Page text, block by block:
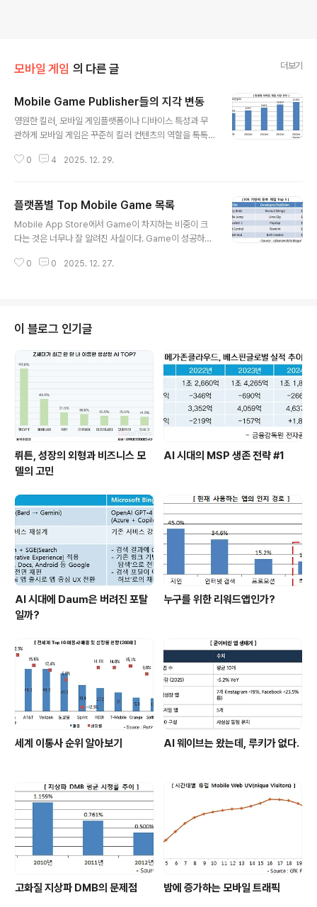
모바일 게임 의 다른 글 더보기
Mobile Game Publisher들의 지각 변동
영원한 킬러, 모바일 게임플랫폼이나 디바이스 특성과 무
관하게 모바일 게임은 꾸준히 킬러 컨텐츠의 역할을 톡톡
모바일 게임 시장의 성장은 이제는 너무나 당연한 이야기
러로 큰 성장을 할 것으로 예상하였다.최근 모바일 게임의
유통은 App Store를 중심으로 이루어지고 있으며, 개발
사들이 자본력과 마케팅 능력을 갖춘 Publisher의 Prod
그대로 유지하고 있다. 주요 Publisher들의 경우 보유한
0 4 2025. 12. 29.
플랫폼별 Top Mobile Game 목록
Mobile App Store에서 Game이 차지하는 비중이 크
다는 것은 너무나 잘 알려진 사실이다. Game이 성공하기
이 '재미'라는 기준이 극히 주관적이며 선호도에 따라 호불
이러한 질문에 힌트를 얻기를 바란다. Apple App Store
에서 가장 많이 판매된 유료 게임은 역시나 다운로드된 'An
gry Bird'이다. $0.99에 불과한 이 Casual Game은 6
50백만번 판매되면서 iOS 기반에서만 450.5백만 달러
0 0 2025. 12. 27.
이 블로그 인기글
뤼튼, 성장의 외형과 비즈니스 모
델의 고민
AI 시대의 MSP 생존 전략 #1
AI 시대에 Daum은 버려진 포탈
일까?
누구를 위한 리워드앱인가?
세계 이통사 순위 알아보기 AI 웨이브는 왔는데, 루키가 없다.
고화질 지상파 DMB의 문제점 밤에 증가하는 모바일 트래픽